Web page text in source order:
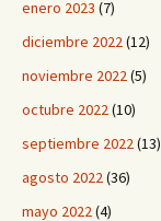
enero 2023 (7)
diciembre 2022(12)
noviembre 2022(5)
octubre 2022(10)
septiembre 2022(13)
agosto 2022(36)
mayo 2022(4)